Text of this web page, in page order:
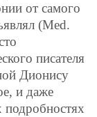
от самого
(Med.
писателя
Дионису
и даже
подробностях